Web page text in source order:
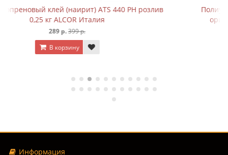
Полиуретановый клей (десмокол) ATS 330 PU
оригинальная банка 1 кг ALCOR Италия
Информация